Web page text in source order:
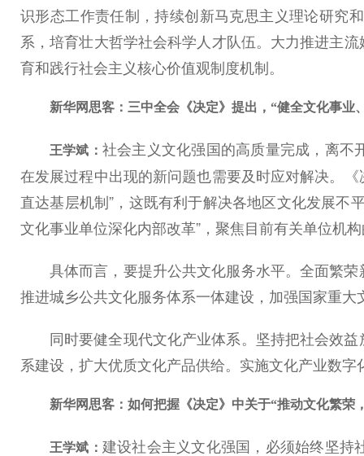
识形态工作责任制，持续创新马克思主义理论研究
系，培育壮大哲学社会科学人才队伍。大力推进主
育和践行社会主义核心价值观制度机制。
新华网思客：三中全会《决定》提出，“健全文化事
王学斌： 社会主义文化强国的高质量完成，离
在发展过程中出现的新问题也需要及时应对解决。
直达基层机制”，这既有利于解决各地区文化发展
文化事业单位深化内部改革”，聚焦目前有关单位机
具体而言，要提升公共文化服务水平。全面繁
推进城乡公共文化服务体系一体建设，加强国家重
同时要健全现代文化产业体系。坚持把社会效
系建设，扩大优质文化产品供给。实施文化产业数
新华网思客：如何把握《决定》中关于“推动文化繁荣
王学斌： 建设社会主义文化强国，必须始终坚